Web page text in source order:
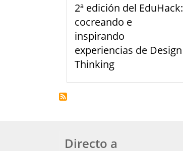
2ª edición del EduHack:
cocreando e
inspirando
experiencias de Design
Thinking
Directo a